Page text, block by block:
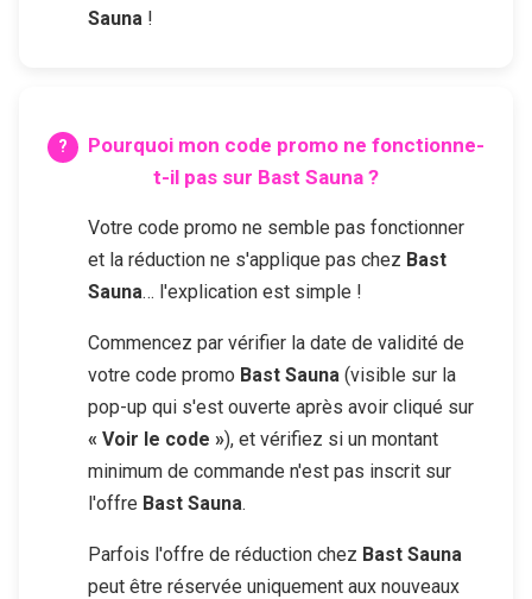
Sauna !
Pourquoi mon code promo ne fonctionne-
t-il pas sur Bast Sauna ?
Votre code promo ne semble pas fonctionner
et la réduction ne s'applique pas chez Bast
Sauna… l'explication est simple !
Commencez par vérifier la date de validité de
votre code promo Bast Sauna (visible sur la
pop-up qui s'est ouverte après avoir cliqué sur
« Voir le code »), et vérifiez si un montant
minimum de commande n'est pas inscrit sur
l'offre Bast Sauna.
Parfois l'offre de réduction chez Bast Sauna
peut être réservée uniquement aux nouveaux